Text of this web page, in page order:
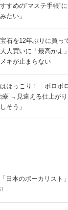
すめの“マステ手帳”
たい」
石を12年ぶりに買
人買いに「最高かよ
メキが止まらない
ほっこり！ ボロボ
療”→見違える仕上が
そう」
日本のボーカリスト